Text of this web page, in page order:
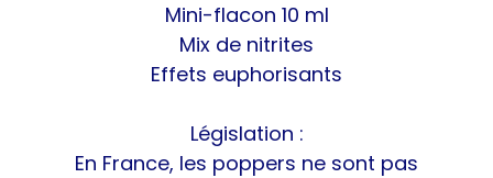
Mini-flacon 10 ml
Mix de nitrites
Effets euphorisants
Législation :
En France, les poppers ne sont pas